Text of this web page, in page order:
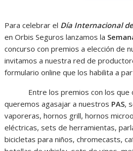
Para celebrar el Día Internacional
en Orbis Seguros lanzamos la
concurso con premios a elección de
invitamos a nuestra red de
formulario online que los habilita a
Entre los premios con los que
queremos agasajar a nuestros PAS,
vaporeras, hornos grill, hornos
eléctricas, sets de herramientas,
bicicletas para niños, chromecasts,